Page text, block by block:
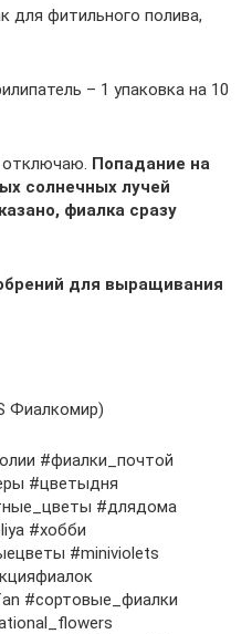
для фитильного полива,
– 1 упаковка на 10
Попадание на
солнечных лучей
фиалка сразу
для выращивания
Фиалкомир)
#фиалки_почтой
#цветыдня
#длядома
#хобби
#miniviolets
#сортовые_фиалки